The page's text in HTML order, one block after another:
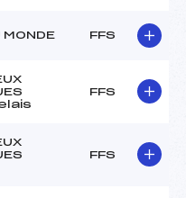
MONDE FFS
FFS
FFS